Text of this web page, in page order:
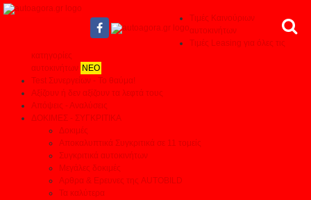
Τιμές Καινούριων
αυτοκινήτων
Τιμές Leasing για όλες τις
κατηγορίες
αυτοκινήτων ΝΕΟ
Test Συνεργείων - Το θαύμα!
Αξίζουν ή δεν αξίζουν τα λεφτά τους
Απόψεις - Αναλύσεις
ΔΟΚΙΜΕΣ - ΣΥΓΚΡΙΤΙΚΑ
Δοκιμές
Αποκαλυπτικά Συγκριτικά σε 11 τομείς
Συγκριτικά αυτοκινήτων
Μεγάλες δοκιμές
Αρθρα & Ερευνες της AUTOBILD
Τα καλύτερα